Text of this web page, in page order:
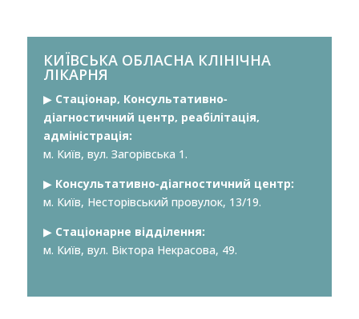
КИЇВСЬКА ОБЛАСНА КЛІНІЧНА
ЛІКАРНЯ
▶︎Стаціонар, Консультативно-
діагностичний центр, реабілітація,
адміністрація:
м. Київ, вул. Загорівська 1.
▶︎ Консультативно-діагностичний центр:
м. Київ, Несторівський провулок, 13/19.
▶︎ Стаціонарне відділення:
м. Київ, вул. Віктора Некрасова, 49.